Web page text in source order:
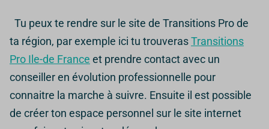
Tu peux te rendre sur le site de Transitions Pro de
ta région, par exemple ici tu trouverasTransitions
Pro Ile-de France et prendre contact avec un
conseiller en évolution professionnelle pour
connaitre la marche à suivre. Ensuite il est possible
de créer ton espace personnel sur le site internet